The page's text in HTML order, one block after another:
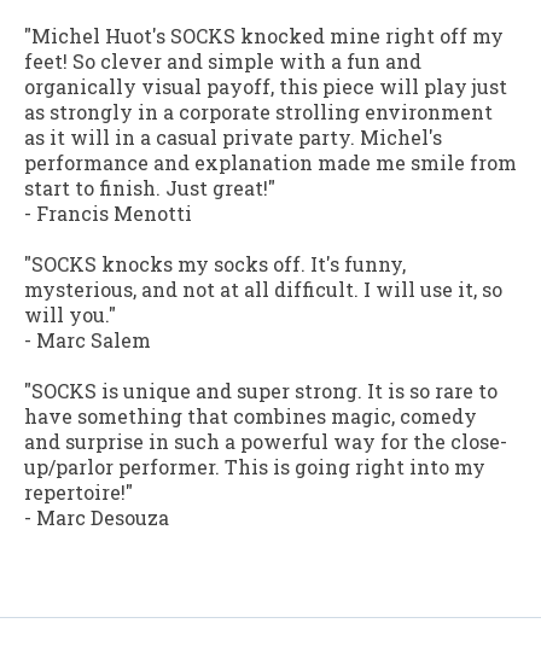
"Michel Huot's SOCKS knocked mine right off my
feet! So clever and simple with a fun and
organically visual payoff, this piece will play just
as strongly in a corporate strolling environment
as it will in a casual private party. Michel's
performance and explanation made me smile from
start to finish. Just great!"
- Francis Menotti
"SOCKS knocks my socks off. It's funny,
mysterious, and not at all difficult. I will use it, so
will you."
- Marc Salem
"SOCKS is unique and super strong. It is so rare to
have something that combines magic, comedy
and surprise in such a powerful way for the close-
up/parlor performer. This is going right into my
repertoire!"
- Marc Desouza